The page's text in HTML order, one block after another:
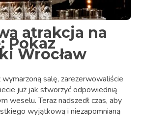
atrakcja na
Pokaz
Wrocław
salę, zarezerwowaliście
już jak stworzyć odpowiednią
weselu. Teraz nadszedł czas, aby
wyjątkową i niezapomnianą